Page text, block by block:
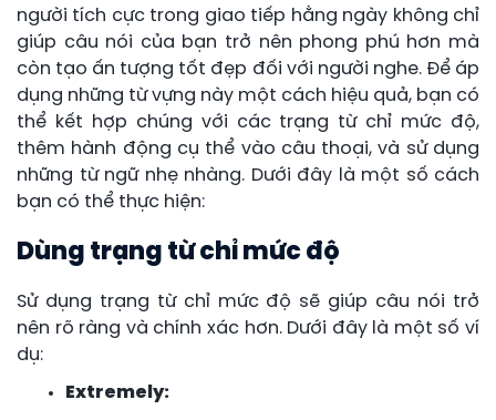
người tích cực trong giao tiếp hằng ngày không chỉ
giúp câu nói của bạn trở nên phong phú hơn mà
còn tạo ấn tượng tốt đẹp đối với người nghe. Để áp
dụng những từ vựng này một cách hiệu quả, bạn có
thể kết hợp chúng với các trạng từ chỉ mức độ,
thêm hành động cụ thể vào câu thoại, và sử dụng
những từ ngữ nhẹ nhàng. Dưới đây là một số cách
bạn có thể thực hiện:
Dùng trạng từ chỉ mức độ
Sử dụng trạng từ chỉ mức độ sẽ giúp câu nói trở
nên rõ ràng và chính xác hơn. Dưới đây là một số ví
dụ:
Extremely: